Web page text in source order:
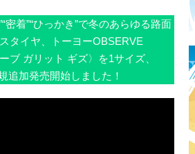
密着”“ひっかき”で冬のあらゆる路面
タイヤ、トーヨーOBSERVE
ブ ガリット ギズ〉を1サイズ、
追加発売開始しました！